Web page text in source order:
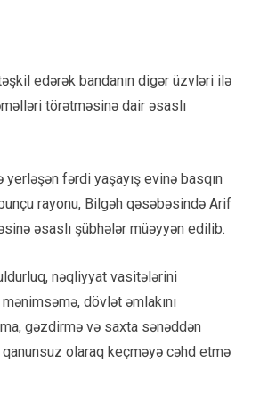
edərək bandanın digər üzvləri ilə
törətməsinə dair əsaslı
fərdi yaşayış evinə basqın
rayonu, Bilgəh qəsəbəsində Arif
əsaslı şübhələr müəyyən edilib.
nəqliyyat vasitələrini
dövlət əmlakını
gəzdirmə və saxta sənəddən
olaraq keçməyə cəhd etmə